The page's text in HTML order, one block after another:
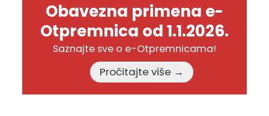
Obavezna primena e-
Otpremnica od 1.1.2026.
Saznajte sve o e-Otpremnicama!
Pročitajte više →